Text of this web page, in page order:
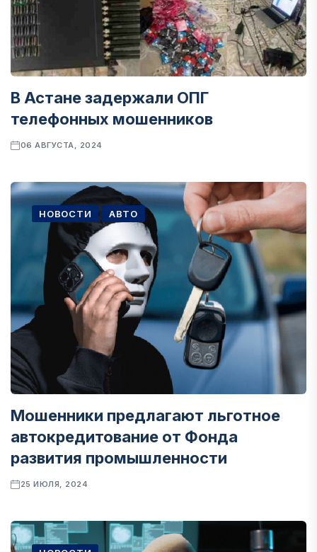
В Астане задержали ОПГ
телефонных мошенников
06 АВГУСТА, 2024
НОВОСТИ АВТО
Мошенники предлагают льготное
автокредитование от Фонда
развития промышленности
25 ИЮЛЯ, 2024